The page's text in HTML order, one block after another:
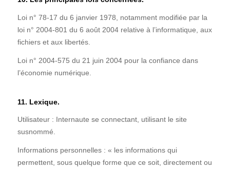
Loi n° 78-17 du 6 janvier 1978, notamment modifiée par la
loi n° 2004-801 du 6 août 2004 relative à l’informatique, aux
fichiers et aux libertés.
Loi n° 2004-575 du 21 juin 2004 pour la confiance dans
l’économie numérique.
11. Lexique.
Utilisateur : Internaute se connectant, utilisant le site
susnommé.
Informations personnelles : « les informations qui
permettent, sous quelque forme que ce soit, directement ou